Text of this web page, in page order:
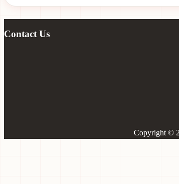
Contact Us
Copyright ©